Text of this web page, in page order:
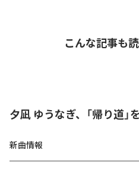
こんな記事も
夕凪 ゆうなぎ、「帰り道」
新曲情報